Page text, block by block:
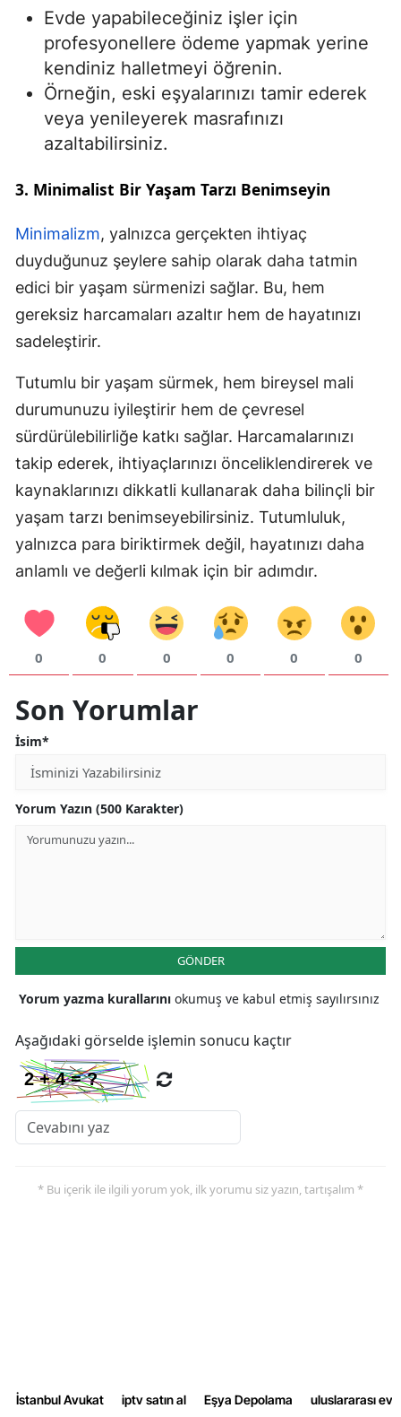
Evde yapabileceğiniz işler için
profesyonellere ödeme yapmak yerine
kendiniz halletmeyi öğrenin.
Örneğin, eski eşyalarınızı tamir ederek
veya yenileyerek masrafınızı
azaltabilirsiniz.
3. Minimalist Bir Yaşam Tarzı Benimseyin
Minimalizm, yalnızca gerçekten ihtiyaç
duyduğunuz şeylere sahip olarak daha tatmin
edici bir yaşam sürmenizi sağlar. Bu, hem
gereksiz harcamaları azaltır hem de hayatınızı
sadeleştirir.
Tutumlu bir yaşam sürmek, hem bireysel mali
durumunuzu iyileştirir hem de çevresel
sürdürülebilirliğe katkı sağlar. Harcamalarınızı
takip ederek, ihtiyaçlarınızı önceliklendirerek ve
kaynaklarınızı dikkatli kullanarak daha bilinçli bir
yaşam tarzı benimseyebilirsiniz. Tutumluluk,
yalnızca para biriktirmek değil, hayatınızı daha
anlamlı ve değerli kılmak için bir adımdır.
0 0 0 0 0 0
Son Yorumlar
İsim*
Yorum Yazın (500 Karakter)
GÖNDER
Yorum yazma kurallarını okumuş ve kabul etmiş sayılırsınız
Aşağıdaki görselde işlemin sonucu kaçtır
* Bu içerik ile ilgili yorum yok, ilk yorumu siz yazın, tartışalım *
İstanbul Avukat iptv satın al Eşya Depolama uluslararası